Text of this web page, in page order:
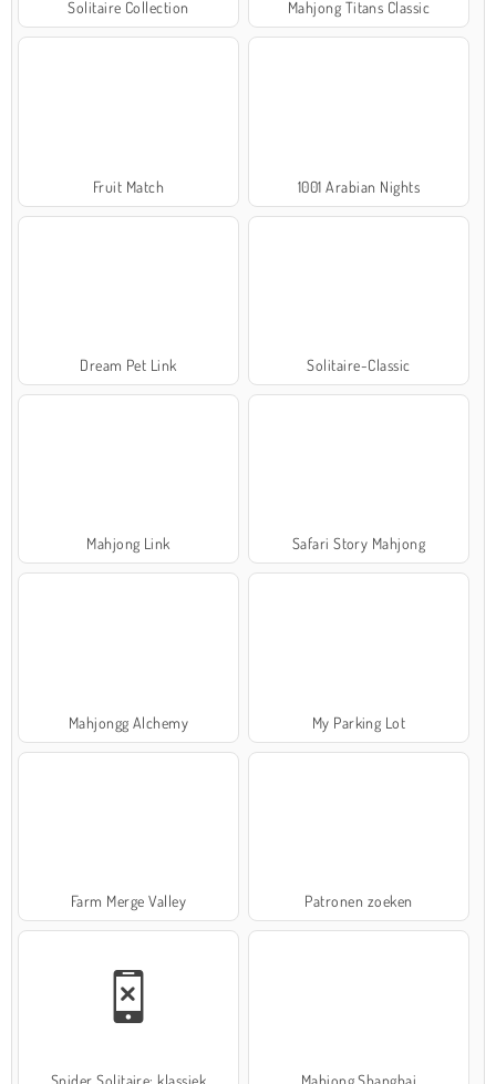
Solitaire Collection Mahjong Titans Classic
Fruit Match 1001 Arabian Nights
Dream Pet Link Solitaire-Classic
Mahjong Link Safari Story Mahjong
Mahjongg Alchemy My Parking Lot
Farm Merge Valley Patronen zoeken
Spider Solitaire: klassiek Mahjong Shanghai